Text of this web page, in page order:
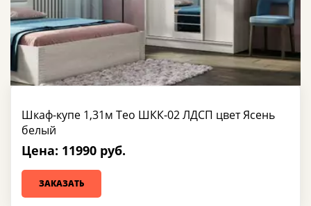
Шкаф-купе 1,31м Тео ШКК-02 ЛДСП цвет Ясень
белый
Цена: 11990 руб.
ЗАКАЗАТЬ